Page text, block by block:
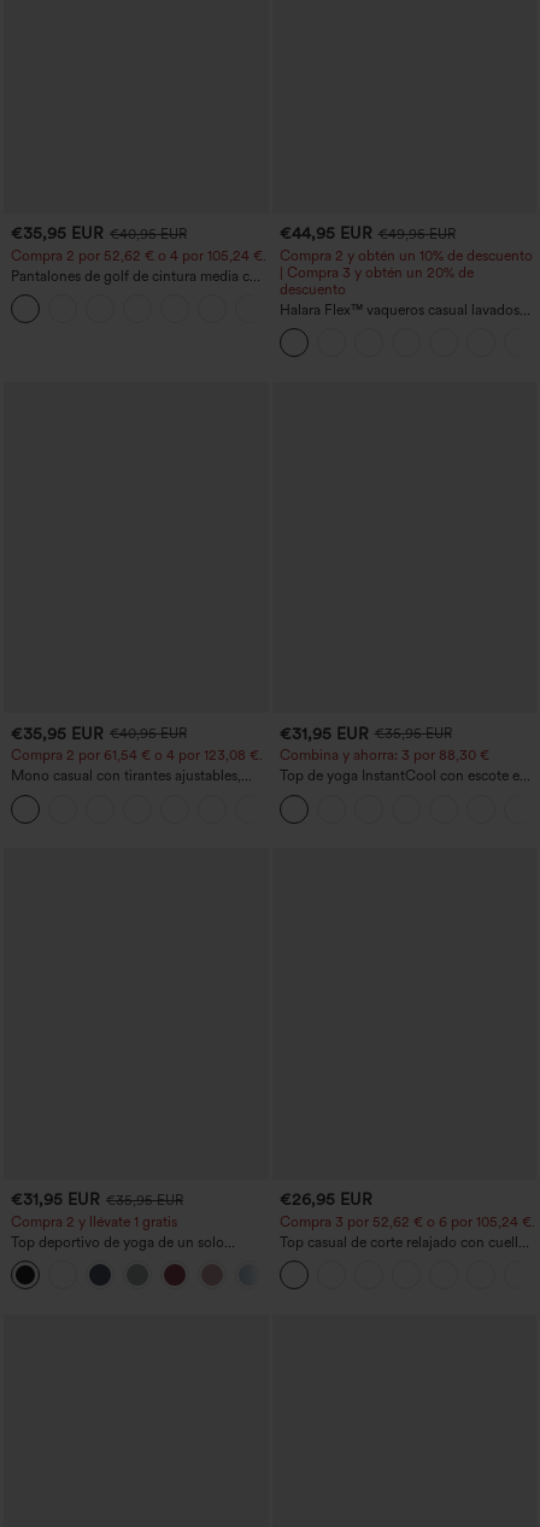
€35,95 EUR €40,95 EUR
Compra 2 por 52,62 € o 4 por 105,24 €.
Pantalones de golf de cintura media con
cordón, dobladillo curvo, secado rápido,
de corte cónico y con bolsillos - UPF40+
+2
€44,95 EUR €49,95 EUR
Compra 2 y obtén un 10% de descuento
| Compra 3 y obtén un 20% de
descuento
Halara Flex™ vaqueros casual lavados
asimétricos de tiro bajo con bolsillos
con cremallera, corte baggy y pierna
ancha
€35,95 EUR €40,95 EUR
Compra 2 por 61,54 € o 4 por 123,08 €.
Mono casual con tirantes ajustables,
fruncidos, pierna ancha, tejido jaspeado
y bolsillos - Easy Peezy
€31,95 EUR €35,95 EUR
Combina y ahorra: 3 por 88,30 €
Top de yoga InstantCool con escote en
U y bajo curvado - UPF50+
€31,95 EUR €35,95 EUR
Compra 2 y llévate 1 gratis
Top deportivo de yoga de un solo
hombro, manga larga con agujero para
el pulgar, dobladillo curvo estilo high-
low (frente más corto, espalda más
€26,95 EUR
Compra 3 por 52,62 € o 6 por 105,24 €.
Top casual de corte relajado con cuello
redondo y mangas murciélago.